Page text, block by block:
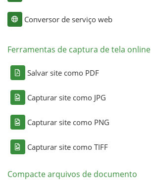
Conversor de serviço web
Ferramentas de captura de tela online
Salvar site como PDF
Capturar site como JPG
Capturar site como PNG
Capturar site como TIFF
Compacte arquivos de documento